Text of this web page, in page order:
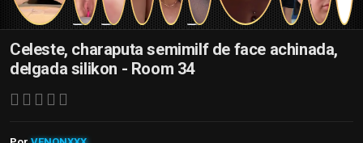
Celeste, charaputa semimilf de face achinada,
delgada silikon - Room 34